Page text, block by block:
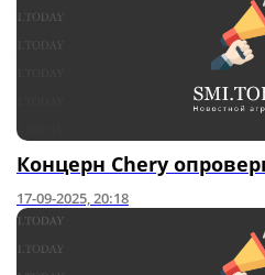
Концерн Chery
17-09-2025, 20:18